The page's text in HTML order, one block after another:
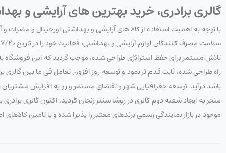
گالری برادری، خرید بهترین های آرایشی و
با توجه به اهمیت استفاده از کالا های آرایشی و بهداشتی اورجینال و
تلاش مستمر برای حفظ استراتژی طراحی شده، موجب گردید که این فروشگاه
راه طراحی شده، ثابت قدم تر نمود و توسعه روز افزون تعامل فی ما بین
باشد درآید. توسعه جغرافیایی شهر و تقاضای مستمر و رو یه افزایش مشتریان
منجر به ایجاد شعبه دوم گالری در روشا سنتر زنجان گردید. اکنون گالری
موجود در بازار نمایندگی رسمی برندهای معتبر را پذیرا شده و با تامین